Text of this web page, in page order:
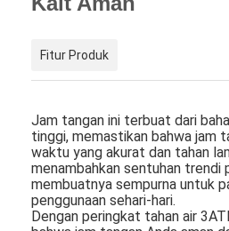
Fitur Produk
Jam tangan ini terbuat dari
tinggi, memastikan bahwa jam
waktu yang akurat dan tahan
menambahkan sentuhan trendi
membuatnya sempurna untuk
penggunaan sehari-hari.
Dengan peringkat tahan air